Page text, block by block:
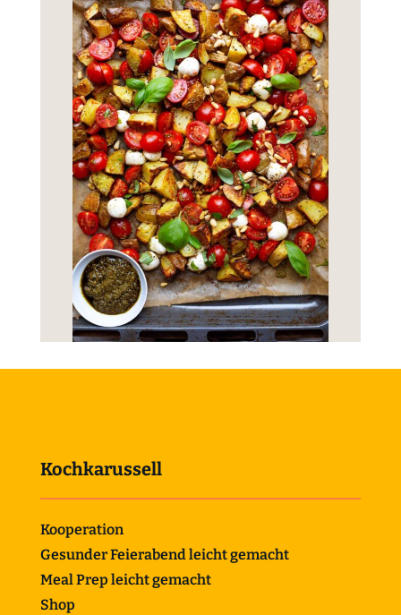
Kochkarussell
Kooperation
Gesunder Feierabend leicht gemacht
Meal Prep leicht gemacht
Shop